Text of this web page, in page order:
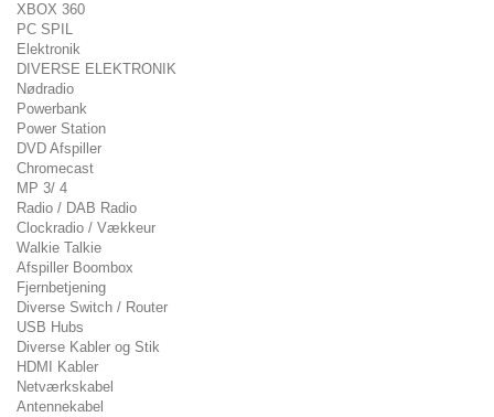
XBOX 360
PC SPIL
Elektronik
DIVERSE ELEKTRONIK
Nødradio
Powerbank
Power Station
DVD Afspiller
Chromecast
MP 3/ 4
Radio / DAB Radio
Clockradio / Vækkeur
Walkie Talkie
Afspiller Boombox
Fjernbetjening
Diverse Switch / Router
USB Hubs
Diverse Kabler og Stik
HDMI Kabler
Netværkskabel
Antennekabel